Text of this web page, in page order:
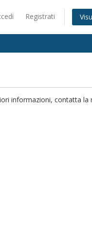
Registrati
informazioni, contatta la